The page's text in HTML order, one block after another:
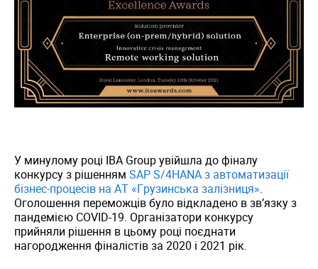
У минулому році IBA Group увійшла до фіналу
конкурсу з рішенням SAP S/4HANA з автоматизації
бізнес-процесів на АТ «Грузинська залізниця».
Оголошення переможців було відкладено в зв’язку з
пандемією COVID-19. Організатори конкурсу
прийняли рішення в цьому році поєднати
нагородження фіналістів за 2020 і 2021 рік.